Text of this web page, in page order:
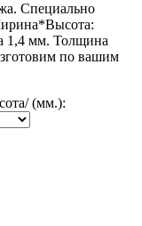
Специально
1,4 мм. Толщина
по вашим
(мм.):